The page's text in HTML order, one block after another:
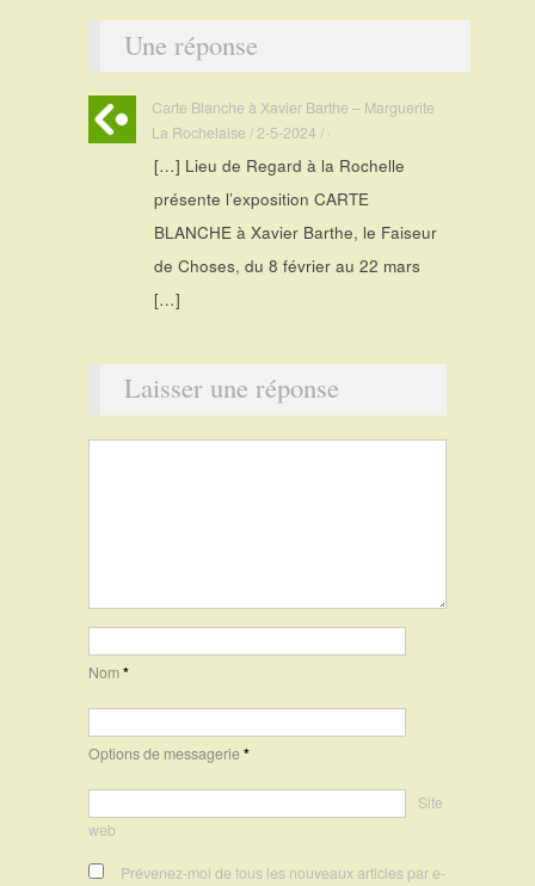
Une réponse
Carte Blanche à Xavier Barthe – Marguerite
La Rochelaise / 2-5-2024 / ·
[…] Lieu de Regard à la Rochelle
présente l’exposition CARTE
BLANCHE à Xavier Barthe, le Faiseur
de Choses, du 8 février au 22 mars
[…]
Laisser une réponse
Nom*
Options de messagerie*
Site
web
Prévenez-moi de tous les nouveaux articles par e-